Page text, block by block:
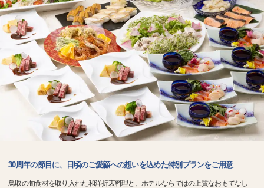
30周年の節目に、日頃のご愛顧への想いを込めた特別プランをご用意
鳥取の旬食材を取り入れた和洋折衷料理と、ホテルならではの上質なおもてなし